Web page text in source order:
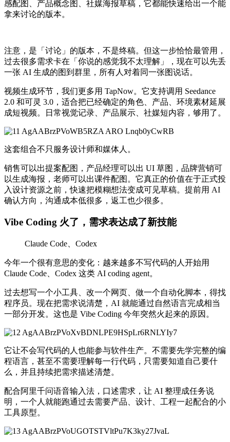
感配图、产品概念图、社媒海报草稿，它都能快速给出一个能
拿来讨论的版本。
注意，是「讨论」的版本，不是终稿。但这一步恰恰最管用，
过去很多需求卡在「你说的感觉我不太理解」，现在可以先丢
一张 AI 生成的图到群里，所有人对着同一张图说话。
视频生成环节，我们更多用 TapNow。它支持调用 Seedance
2.0 和可灵 3.0，适合把已经确定的角色、产品、环境素材延展
成短视频。日常视觉记录、产品展示、社媒短内容，够用了。
这套组合不只服务设计师和媒体人。
销售可以出提案配图，产品经理可以出 UI 草图，品牌营销可
以生成海报，老师可以出课件配图。它真正的价值在于正式投
入设计资源之前，快速把模糊想法变成可见草稿。提前用 AI
确认方向，沟通成本低很多，返工也少很多。
Vibe Coding 火了，需求表达成了新技能
Claude Code、Codex
今年一个很有意思的变化：越来越多不写代码的人开始用
Claude Code、Codex 这类 AI coding agent。
过去想写一个小工具、改一个网页、做一个自动化脚本，得找
程序员。现在把需求说清楚，AI 就能通过自然语言完成相当
一部分开发。这也是 Vibe Coding 今年突然火起来的原因。
它让不会写代码的人也能参与软件生产。不需要先学完整的编
程语言，甚至不需要理解每一行代码，只需要知道自己要什
么，并且持续把需求描述清楚。
配合阿里千问语音输入法，口述需求，让 AI 整理成任务说
明，一个人就能跑通过去需要产品、设计、工程一起配合的小
工具原型。